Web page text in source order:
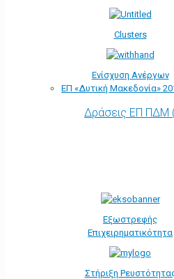
Clusters
Ενίσχυση Ανέργων
ΕΠ «Δυτική Μακεδονία»
Δράσεις ΕΠ ΠΔΜ
Εξωστρεφής
Επιχειρηματικότητα
Στήριξη